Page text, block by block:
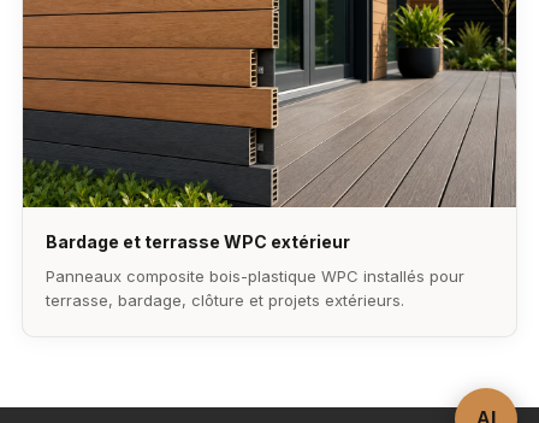
Bardage et terrasse WPC extérieur
Panneaux composite bois-plastique WPC installés pour
terrasse, bardage, clôture et projets extérieurs.
AI